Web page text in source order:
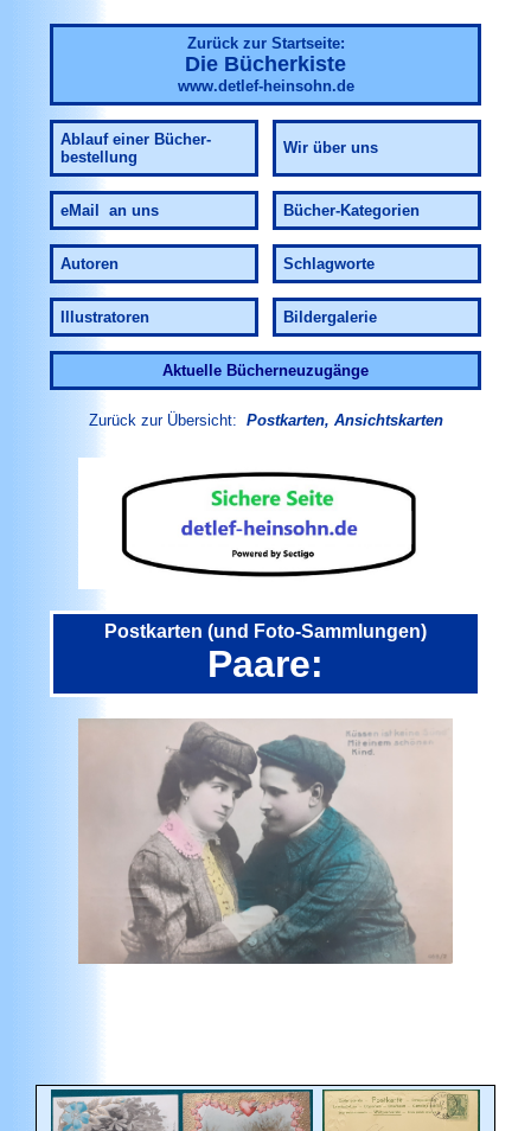
Zurück zur Startseite:
Die Bücherkiste
www.detlef-heinsohn.de
Ablauf einer Bücher-
bestellung
Wir über uns
eMail an uns Bücher-Kategorien
Autoren Schlagworte
Illustratoren Bildergalerie
Aktuelle Bücherneuzugänge
Zurück zur Übersicht: Postkarten, Ansichtskarten
Postkarten (und Foto-Sammlungen)
Paare: